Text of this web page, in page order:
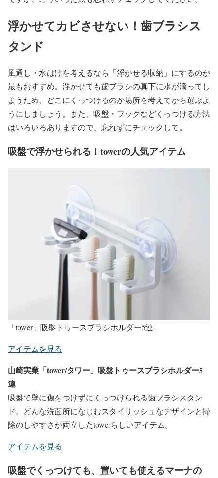
浮かせてカビさせない！歯ブラシス
タンド
風通し・水はけを考えるなら「浮かせる収納」にするのが
最もおすすめ。浮かせても歯ブラシの真下に水が滴ってし
まうため、どこにくっつけるのか場所を考えてから選ぶよ
うにしましょう。また、吸盤・フックなどくっつける方法
はいろいろありますので、忘れずにチェックして。
吸盤で浮かせられる！towerの人気アイテム
「tower」吸盤トゥースブラシホルダー5連
アイテムを見る
山崎実業「tower/タワー」吸盤トゥースブラシホルダー5
連
吸盤で壁に傷をつけずにくっつけられる歯ブラシスタン
ド。どんな洗面所になじむスタイリッシュなデザインと掃
除のしやすさが両立したtowerらしいアイテム。
アイテムを見る
吸盤でくっつけても、置いても使えるマーナの